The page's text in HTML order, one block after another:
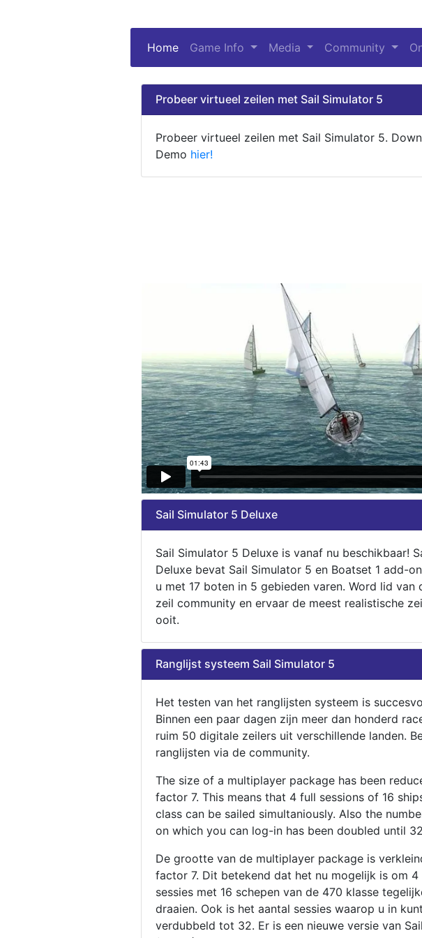
Home (current)
Game Info Media Community
Probeer virtueel zeilen met Sail Simulator 5
Probeer virtueel zeilen met Sail Simulator 5.
Demo hier!
Sail Simulator 5 Deluxe
Sail Simulator 5 Deluxe is vanaf nu beschikbaar!
Deluxe bevat Sail Simulator 5 en Boatset 1 add-
u met 17 boten in 5 gebieden varen. Word lid van
zeil community en ervaar de meest realistische
ooit.
Ranglijst systeem Sail Simulator 5
Het testen van het ranglijsten systeem is
Binnen een paar dagen zijn meer dan honderd
ruim 50 digitale zeilers uit verschillende landen.
ranglijsten via de community.
The size of a multiplayer package has been
factor 7. This means that 4 full sessions of 16
class can be sailed simultaniously. Also the
on which you can log-in has been doubled until
De grootte van de multiplayer package is
factor 7. Dit betekend dat het nu mogelijk is om
sessies met 16 schepen van de 470 klasse
draaien. Ook is het aantal sessies waarop u in
verdubbeld tot 32. Er is een nieuwe versie van